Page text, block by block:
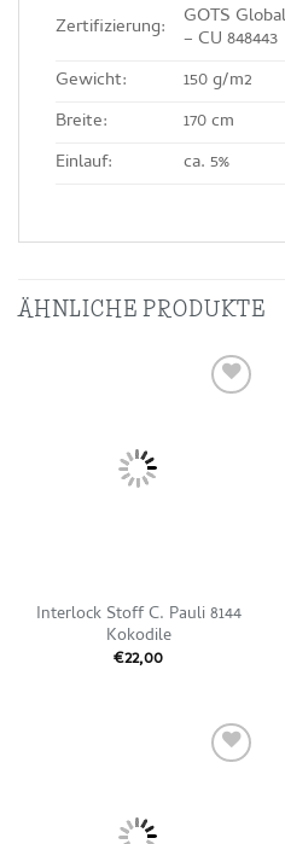
Zertifizierung:
GOTS
– CU 848443
Gewicht:
150 g/m2
Breite:
170 cm
Einlauf:
ca. 5%
ÄHNLICHE PRODUKTE
Interlock Stoff C. Pauli 8144
Kokodile
€22,00